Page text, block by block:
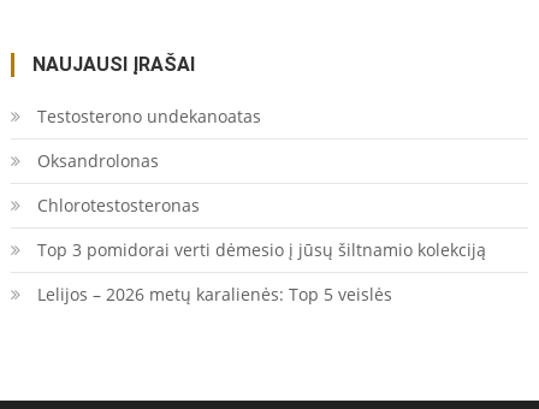
NAUJAUSI ĮRAŠAI
Testosterono undekanoatas
Oksandrolonas
Chlorotestosteronas
Top 3 pomidorai verti dėmesio į jūsų šiltnamio kolekciją
Lelijos – 2026 metų karalienės: Top 5 veislės